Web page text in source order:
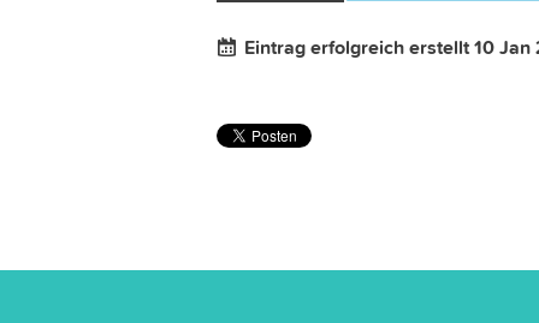
Eintrag erfolgreich erstellt 10 Jan